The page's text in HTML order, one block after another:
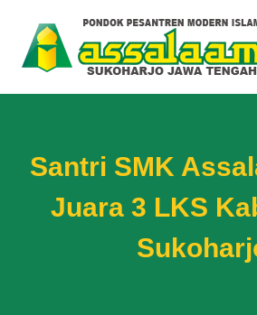
Santri SMK
Juara 3 LKS